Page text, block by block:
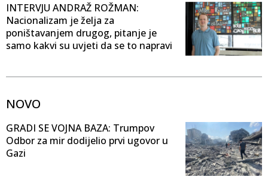
INTERVJU ANDRAŽ ROŽMAN:
Nacionalizam je želja za
poništavanjem drugog, pitanje je
samo kakvi su uvjeti da se to napravi
NOVO
GRADI SE VOJNA BAZA: Trumpov
Odbor za mir dodijelio prvi ugovor u
Gazi